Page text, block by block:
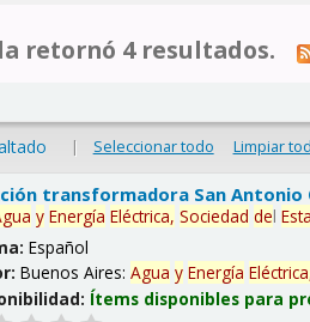
retornó 4 resultados.
| Seleccionar todo Limpiar
transformadora San Antonio
y Energía Eléctrica, Sociedad del
Español
Buenos Aires:Agua y Energía
Ítems disponibles para